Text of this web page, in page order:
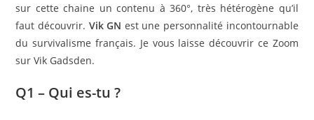
sur cette chaine un contenu à 360°, très hétérogène qu’il
faut découvrir. Vik GN est une personnalité incontournable
du survivalisme français. Je vous laisse découvrir ce Zoom
sur Vik Gadsden.
Q1 – Qui es-tu ?